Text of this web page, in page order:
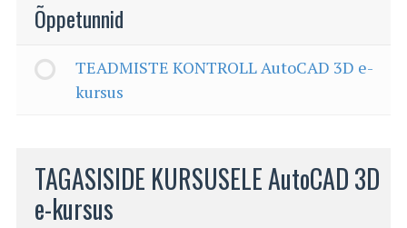
Õppetunnid
TEADMISTE KONTROLL AutoCAD 3D e-
kursus
TAGASISIDE KURSUSELE AutoCAD 3D
e-kursus